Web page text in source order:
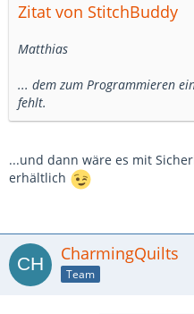
Zitat von StitchBuddy
Matthias
... dem zum Programmieren
fehlt.
...und dann wäre es mit
erhältlich
CharmingQuilts
Team